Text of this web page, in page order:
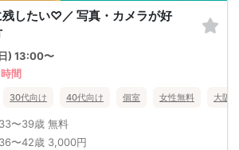
残したい♡／ 写真・カメラが好
) 13:00〜
間
30代向け 40代向け 個室 女性無料 大阪府
33〜39歳 無料
36〜42歳 3,000円